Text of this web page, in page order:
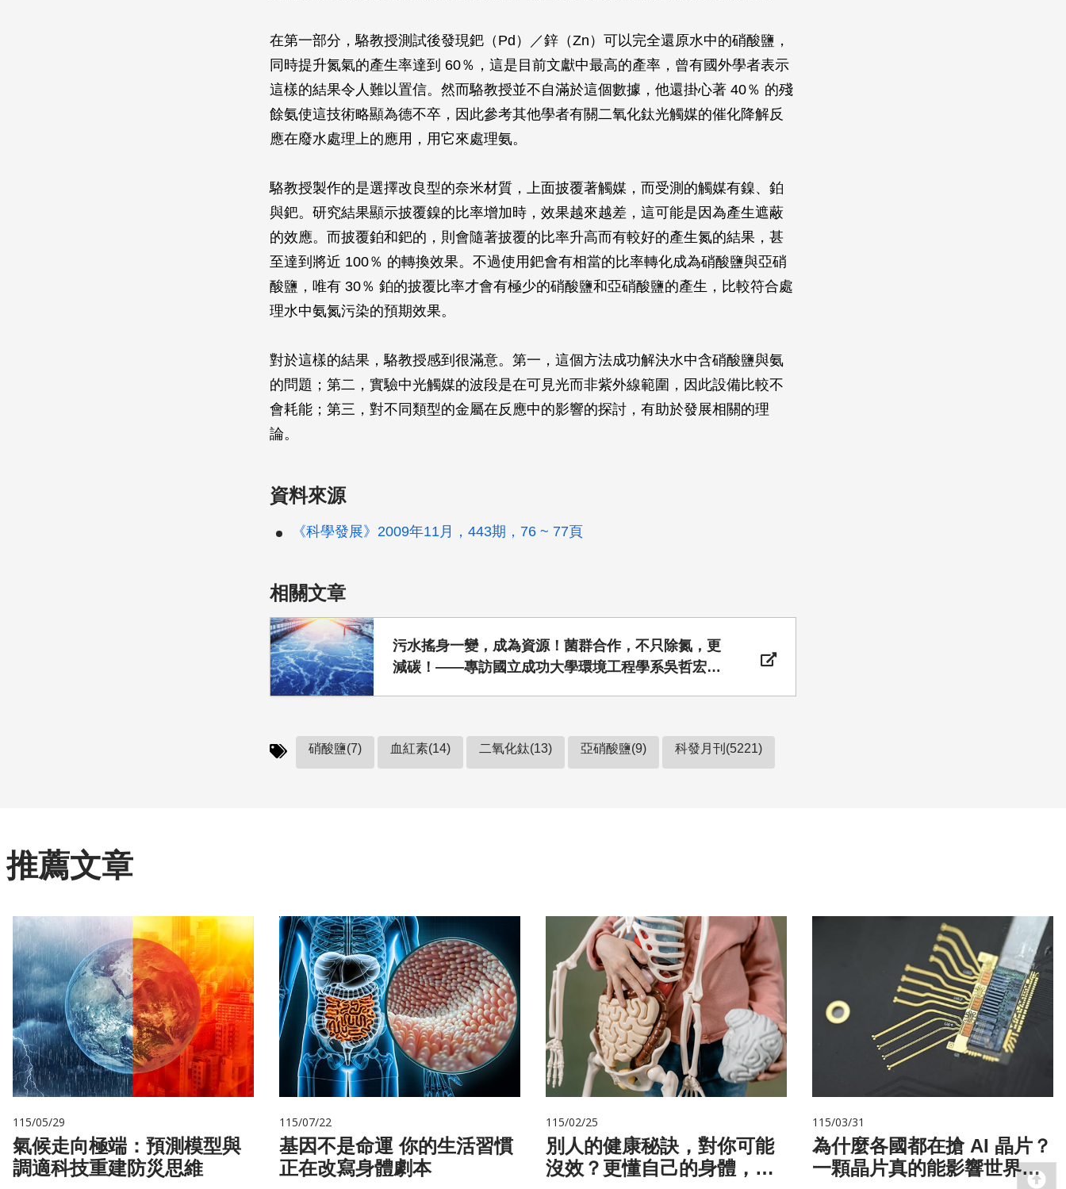
在第一部分，駱教授測試後發現鈀（Pd）／鋅（Zn）可以完全還原水中的硝酸鹽，
同時提升氮氣的產生率達到 60％，這是目前文獻中最高的產率，曾有國外學者表示
這樣的結果令人難以置信。然而駱教授並不自滿於這個數據，他還掛心著 40％ 的殘
餘氨使這技術略顯為德不卒，因此參考其他學者有關二氧化鈦光觸媒的催化降解反
應在廢水處理上的應用，用它來處理氨。
駱教授製作的是選擇改良型的奈米材質，上面披覆著觸媒，而受測的觸媒有鎳、鉑
與鈀。研究結果顯示披覆鎳的比率增加時，效果越來越差，這可能是因為產生遮蔽
的效應。而披覆鉑和鈀的，則會隨著披覆的比率升高而有較好的產生氮的結果，甚
至達到將近 100％ 的轉換效果。不過使用鈀會有相當的比率轉化成為硝酸鹽與亞硝
酸鹽，唯有 30％ 鉑的披覆比率才會有極少的硝酸鹽和亞硝酸鹽的產生，比較符合處
理水中氨氮污染的預期效果。
對於這樣的結果，駱教授感到很滿意。第一，這個方法成功解決水中含硝酸鹽與氨
的問題；第二，實驗中光觸媒的波段是在可見光而非紫外線範圍，因此設備比較不
會耗能；第三，對不同類型的金屬在反應中的影響的探討，有助於發展相關的理
論。
資料來源
《科學發展》2009年11月，443期，76 ~ 77頁
相關文章
污水搖身一變，成為資源！菌群合作，不只除氮，更
減碳！——專訪國立成功大學環境工程學系吳哲宏教
硝酸鹽(7) 血紅素(14) 二氧化鈦(13) 亞硝酸鹽(9) 科發月刊(5221)
推薦文章
115/05/29
氣候走向極端：預測模型與
調適科技重建防災思維
115/07/22
基因不是命運 你的生活習慣
正在改寫身體劇本
115/02/25
別人的健康秘訣，對你可能
沒效？更懂自己的身體，才
115/03/31
為什麼各國都在搶 AI 晶片？
一顆晶片真的能影響世界